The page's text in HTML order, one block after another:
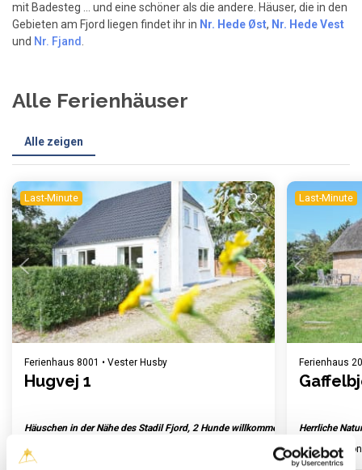
mit Badesteg ... und eine schöner als die andere. Häuser, die in den
Gebieten am Fjord liegen findet ihr in Nr. Hede Øst, Nr. Hede Vest
und Nr. Fjand
Alle Ferienhäuser
Alle zeigen
Last-Minute
Einen Moment Geduld ...
Ferienhaus 8001 • Vester Husby
Hugvej 1
Häuschen in der Nähe des Stadil Fjord, 2 Hunde willkommen
Max. 4 Personen
1,8 km zum Wasser 2
Last-Minute
Ferienhaus
Herrliche
Max. 4